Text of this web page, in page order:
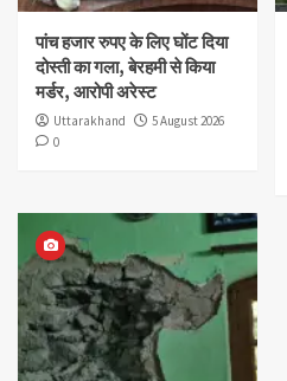
पांच हजार रुपए के लिए घोंट दिया
दोस्ती का गला, बेरहमी से किया
मर्डर, आरोपी अरेस्ट
Uttarakhand
5 August 2026
0